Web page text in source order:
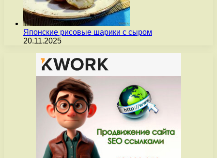
Японские рисовые шарики с сыром
20.11.2025